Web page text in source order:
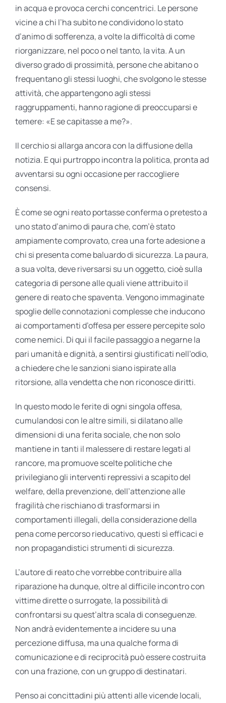
in acqua e provoca cerchi concentrici. Le persone
vicine a chi l’ha subìto ne condividono lo stato
d’animo di sofferenza, a volte la difficoltà di come
riorganizzare, nel poco o nel tanto, la vita. A un
diverso grado di prossimità, persone che abitano o
frequentano gli stessi luoghi, che svolgono le stesse
attività, che appartengono agli stessi
raggruppamenti, hanno ragione di preoccuparsi e
temere: «E se capitasse a me?».
Il cerchio si allarga ancora con la diffusione della
notizia. E qui purtroppo incontra la politica, pronta ad
avventarsi su ogni occasione per raccogliere
consensi.
È come se ogni reato portasse conferma o pretesto a
uno stato d’animo di paura che, com’è stato
ampiamente comprovato, crea una forte adesione a
chi si presenta come baluardo di sicurezza. La paura,
a sua volta, deve riversarsi su un oggetto, cioè sulla
categoria di persone alle quali viene attribui­to il
genere di reato che spaventa. Vengono immaginate
spoglie delle connotazioni complesse che inducono
ai comportamenti d’offesa per essere percepite solo
come nemici. Di qui il facile passaggio a negarne la
pari umanità e dignità, a sentirsi giustificati nell’odio,
a chiedere che le sanzioni siano ispirate alla
ritorsione, alla vendetta che non riconosce diritti.
In questo modo le ferite di ogni singola offesa,
cumulandosi con le altre simili, si dilatano alle
dimensioni di una ferita sociale, che non solo
mantiene in tanti il malessere di restare legati al
rancore, ma promuove scelte politiche che
privilegiano gli interventi repressivi a scapito del
welfare, della prevenzione, dell’attenzione alle
fragilità che rischiano di trasformarsi in
comportamenti illegali, della considerazione della
pena come percorso rieducativo, questi sì efficaci e
non propagandistici strumenti di sicurezza.
L’autore di reato che vorrebbe contribuire alla
riparazione ha dunque, oltre al difficile incontro con
vittime dirette o surrogate, la possibilità di
confrontarsi su quest’altra scala di conseguenze.
Non andrà evidentemente a incidere su una
percezione diffusa, ma una qualche forma di
comunicazione e di reciprocità può essere costruita
con una frazione, con un gruppo di destinatari.
Penso ai concittadini più attenti alle vicende locali,